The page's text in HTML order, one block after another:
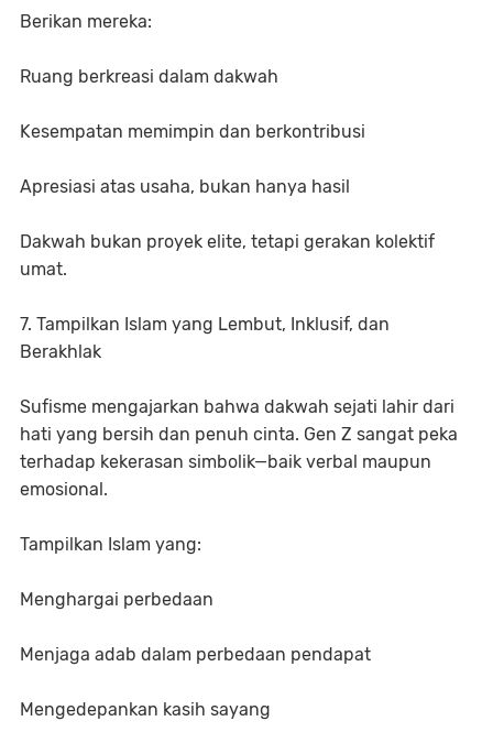
Berikan mereka:
Ruang berkreasi dalam dakwah
Kesempatan memimpin dan berkontribusi
Apresiasi atas usaha, bukan hanya hasil
Dakwah bukan proyek elite, tetapi gerakan kolektif
umat.
7. Tampilkan Islam yang Lembut, Inklusif, dan
Berakhlak
Sufisme mengajarkan bahwa dakwah sejati lahir dari
hati yang bersih dan penuh cinta. Gen Z sangat peka
terhadap kekerasan simbolik—baik verbal maupun
emosional.
Tampilkan Islam yang:
Menghargai perbedaan
Menjaga adab dalam perbedaan pendapat
Mengedepankan kasih sayang